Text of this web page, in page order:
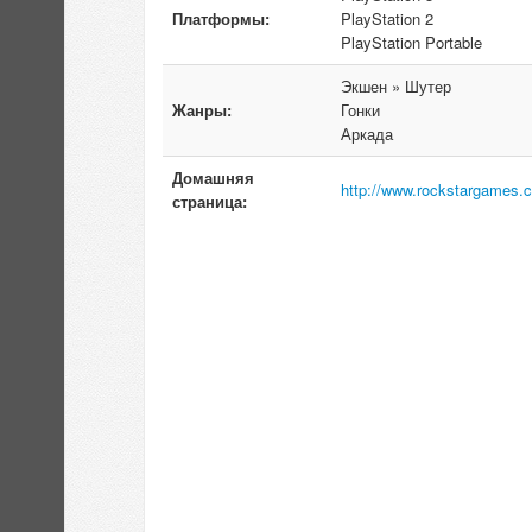
Платформы:
PlayStation 2
PlayStation Portable
Жанры:
Экшен » Шутер
Гонки
Аркада
Домашняя
страница:
http://